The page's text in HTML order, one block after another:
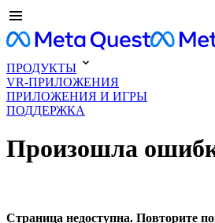
ПРОДУКТЫ
VR-ПРИЛОЖЕНИЯ
ПРИЛОЖЕНИЯ И ИГРЫ
ПОДДЕРЖКА
Произошла
Страница недоступна. Повторите